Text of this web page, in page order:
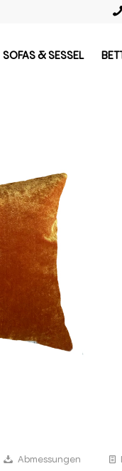
SOFAS & SESSEL
Abmessungen